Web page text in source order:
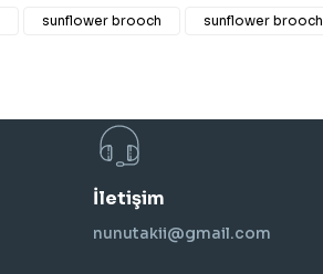
sunflower brooch sunflower brooch
İletişim
nunutakii@gmail.com